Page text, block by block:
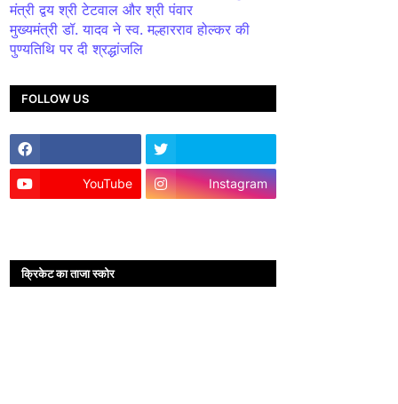
मंत्री द्वय श्री टेटवाल और श्री पंवार
मुख्यमंत्री डॉ. यादव ने स्व. मल्हारराव होल्कर की
पुण्यतिथि पर दी श्रद्धांजलि
FOLLOW US
YouTube Instagram
क्रिकेट का ताजा स्कोर